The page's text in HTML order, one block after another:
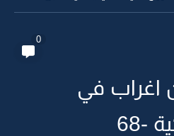
0
اغراب في
-68